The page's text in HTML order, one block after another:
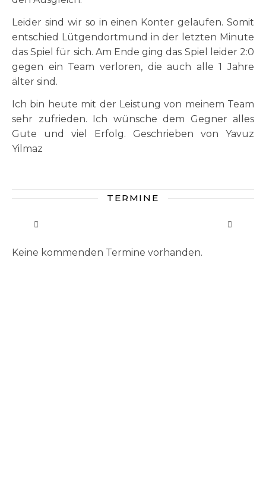
Leider sind wir so in einen Konter gelaufen. Somit
entschied Lütgendortmund in der letzten Minute
das Spiel für sich. Am Ende ging das Spiel leider 2:0
gegen ein Team verloren, die auch alle 1 Jahre
älter sind.
Ich bin heute mit der Leistung von meinem Team
sehr zufrieden. Ich wünsche dem Gegner alles
Gute und viel Erfolg. Geschrieben von Yavuz
Yilmaz
TERMINE
Keine kommenden Termine vorhanden.